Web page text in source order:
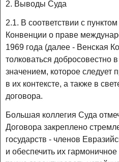
2. Выводы Суда
2.1. В соответствии с
Конвенции о праве
1969 года (далее - Венская
толковаться добросовестно
значением, которое следует
в их контексте, а также в
договора.
Большая коллегия Суда
Договора закреплено
государств - членов
и обеспечить их